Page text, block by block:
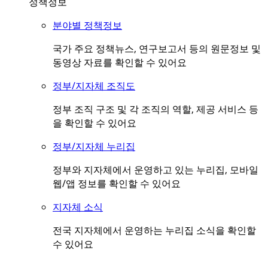
분야별 정책정보
국가 주요 정책뉴스, 연구보고서 등의 원문정보 및
동영상 자료를 확인할 수 있어요
정부/지자체 조직도
정부 조직 구조 및 각 조직의 역할, 제공 서비스 등
을 확인할 수 있어요
정부/지자체 누리집
정부와 지자체에서 운영하고 있는 누리집, 모바일
웹/앱 정보를 확인할 수 있어요
지자체 소식
전국 지자체에서 운영하는 누리집 소식을 확인할
수 있어요